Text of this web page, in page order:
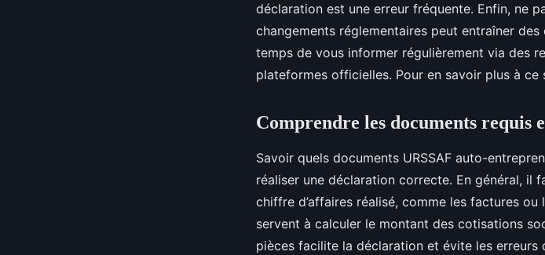
déclaration est une erreur fréquente. Enfin, ne
changements réglementaires peut entraîner
temps de vous informer régulièrement via des
plateformes officielles. Pour en savoir plus à ce
Comprendre les documents requis
Savoir quels documents URSSAF auto-
réaliser une déclaration correcte. En général, il
chiffre d’affaires réalisé, comme les factures
servent à calculer le montant des cotisations
pièces facilite la déclaration et évite les